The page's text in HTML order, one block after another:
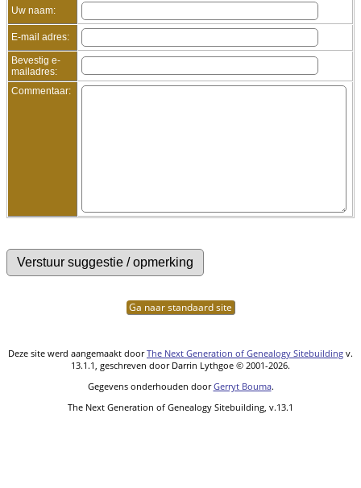
Uw naam:
E-mail adres:
Bevestig e-
mailadres:
Commentaar:
Ga naar standaard site
Deze site werd aangemaakt doorThe Next Generation of Genealogy Sitebuilding v.
13.1.1, geschreven door Darrin Lythgoe © 2001-2026.
Gegevens onderhouden doorGerryt Bouma.
The Next Generation of Genealogy Sitebuilding, v.13.1